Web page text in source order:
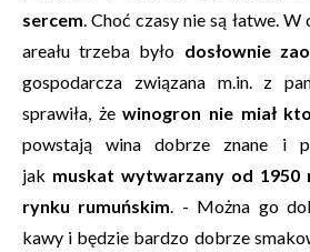
sercem. Choć czasy nie są łatwe.
areału trzeba było dosłownie
gospodarcza związana m.in. z
sprawiła, żewinogron nie miał
powstają wina dobrze znane i
jak muskat wytwarzany od 1950
rynku rumuńskim. - Można go
kawy i będzie bardzo dobrze